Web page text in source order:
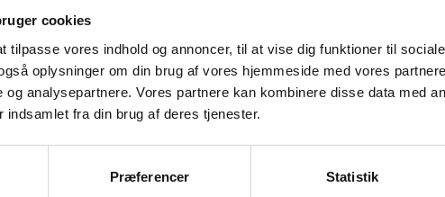
cookies
tilpasse vores indhold og annoncer, til at vise dig funktioner til
oplysninger om din brug af vores hjemmeside med vores
og analysepartnere. Vores partnere kan kombinere disse data med
indsamlet fra din brug af deres tjenester.
Præferencer Statistik